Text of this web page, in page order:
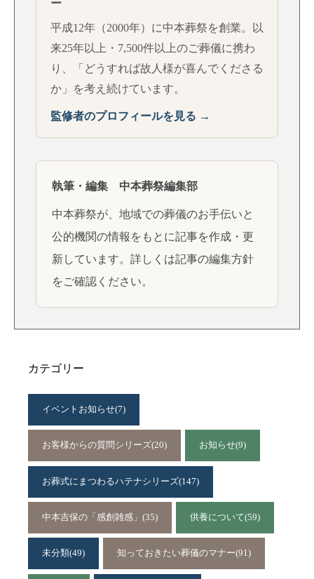
ー
平成12年（2000年）に中本葬祭を創業。以
来25年以上・7,500件以上のご葬儀に携わ
り、「どうすれば故人様が喜んでくださる
か」を考え続けています。
監修者のプロフィールを見る →
執筆・編集 中本葬祭編集部
中本葬祭が、地域での葬儀のお手伝いと
公的機関の情報をもとに記事を作成・更
新しています。詳しくは記事の編集方針
をご確認ください。
カテゴリー
イベントお知らせ(7)
お客様からの質問シリーズ(20) お知らせ(9)
お葬式にまつわるハテナシリーズ(147)
中本吉保の「感創雑感」 (35) 供養について(59)
未分類(49) 知っておきたい葬儀のマナー(91)